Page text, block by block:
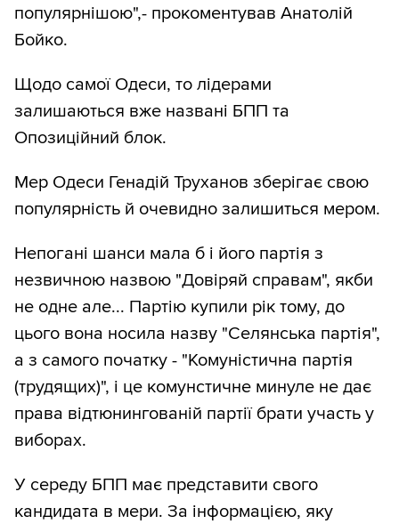
популярнішою",- прокоментував Анатолій
Бойко.
Щодо самої Одеси, то лідерами
залишаються вже названі БПП та
Опозиційний блок.
Мер Одеси Генадій Труханов зберігає свою
популярність й очевидно залишиться мером.
Непогані шанси мала б і його партія з
незвичною назвою "Довіряй справам", якби
не одне але... Партію купили рік тому, до
цього вона носила назву "Селянська партія",
а з самого початку - "Комуністична партія
(трудящих)", і це комунстичне минуле не дає
права відтюнингованій партії брати участь у
виборах.
У середу БПП має представити свого
кандидата в мери. За інформацією, яку